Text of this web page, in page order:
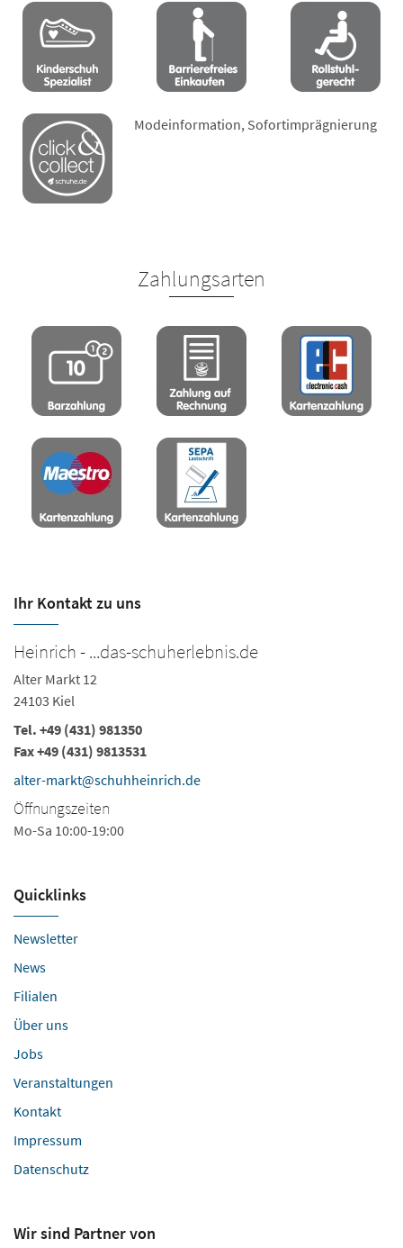
Modeinformation, Sofortimprägnierung
Zahlungsarten
Ihr Kontakt zu uns
Heinrich - ...das-schuherlebnis.de
Alter Markt 12
24103 Kiel
Tel. +49 (431) 981350
Fax +49 (431) 9813531
alter-markt@schuhheinrich.de
Öffnungszeiten
Mo-Sa 10:00-19:00
Quicklinks
Newsletter
News
Filialen
Über uns
Jobs
Veranstaltungen
Kontakt
Impressum
Datenschutz
Wir sind Partner von